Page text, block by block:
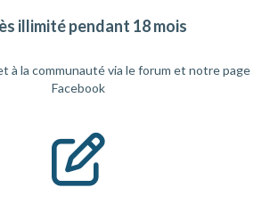
illimité pendant 18 mois
à la communauté via le forum et notre page
Facebook